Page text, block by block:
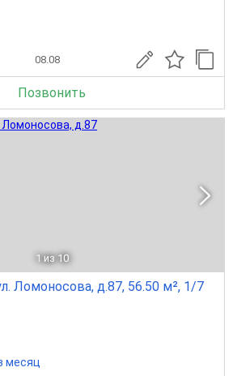
08.08
Позвонить
1 из 10
Ломоносова, д.87, 56.50 м², 1/7
месяц